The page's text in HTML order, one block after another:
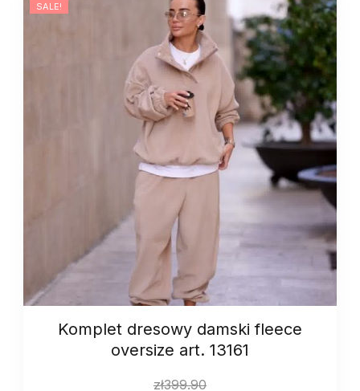
SALE!
Komplet dresowy damski fleece
oversize art. 13161
zł399.90